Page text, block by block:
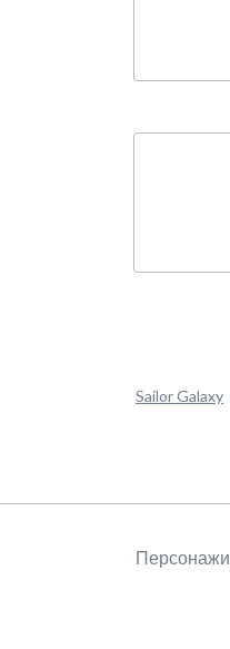
Sailor Galaxy
навигацию
Персонажи